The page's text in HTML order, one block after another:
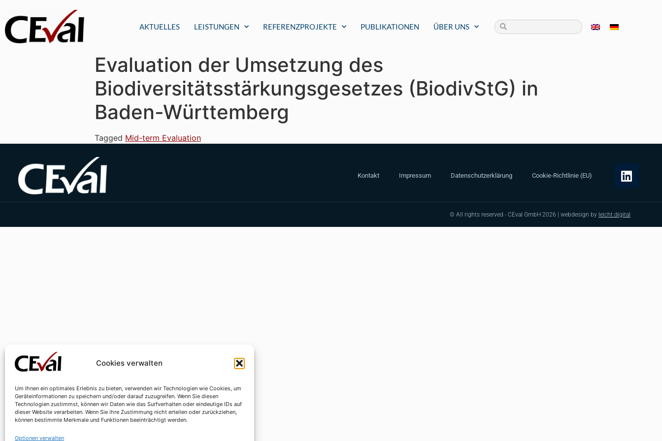
Cookies verwalten
Um Ihnen ein optimales Erlebnis zu bieten, verwenden wir Technologien wie Cookies, um
Geräteinformationen zu speichern und/oder darauf zuzugreifen. Wenn Sie diesen
Technologien zustimmst, können wir Daten wie das Surfverhalten oder eindeutige IDs auf
dieser Website verarbeiten. Wenn Sie ihre Zustimmung nicht erteilen oder zurückziehen,
können bestimmte Merkmale und Funktionen beeinträchtigt werden.
Optionen verwalten
AKTUELLES LEISTUNGEN REFERENZPROJEKTE PUBLIKATIONEN ÜBER UNS
Evaluation der Umsetzung des
Biodiversitätsstärkungsgesetzes (BiodivStG) in
Baden-Württemberg
Tagged Mid-term Evaluation
Kontakt Impressum Datenschutzerklärung Cookie-Richtlinie (EU)
© All rights reserved - CEval GmbH 2026 | webdesign by leicht.digital